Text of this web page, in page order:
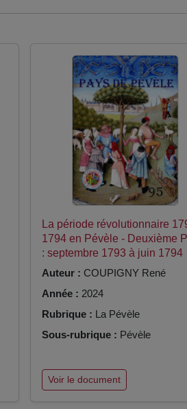
La période révolutionnaire
1794 en Pévèle - Deuxième
: septembre 1793 à juin 1794
Auteur : COUPIGNY René
Année : 2024
Rubrique : La Pévèle
Sous-rubrique : Pévèle
Voir le document